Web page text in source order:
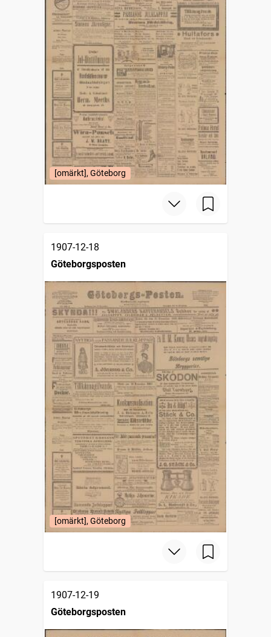
[omärkt], Göteborg
1907-12-18
Göteborgsposten
[omärkt], Göteborg
1907-12-19
Göteborgsposten